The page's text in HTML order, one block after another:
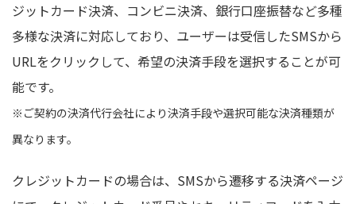
ジットカード決済、コンビニ決済、銀行口座振替など多種
多様な決済に対応しており、ユーザーは受信したSMSから
URLをクリックして、希望の決済手段を選択することが可
能です。
※ご契約の決済代行会社により決済手段や選択可能な決済種類が
異なります。
クレジットカードの場合は、SMSから遷移する決済ページ